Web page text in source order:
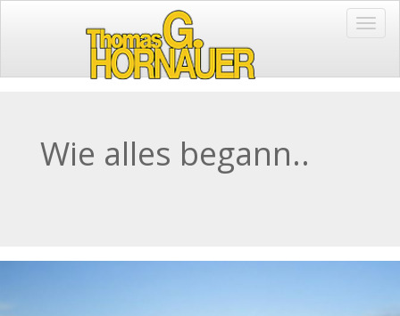
Wie alles begann..